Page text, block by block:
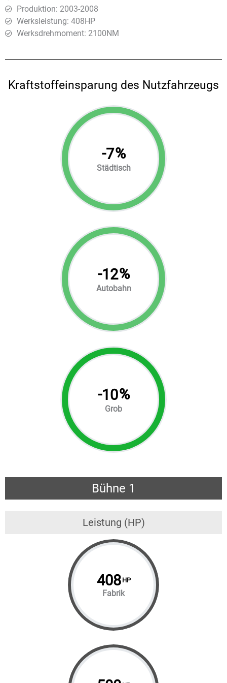
Produktion: 2003-2008
Werksleistung: 408HP
Werksdrehmoment: 2100ΝΜ
Kraftstoffeinsparung des Nutzfahrzeugs
-7%
Städtisch
-12%
Autobahn
-10%
Grob
Bühne 1
Leistung (HP)
408 HP
Fabrik